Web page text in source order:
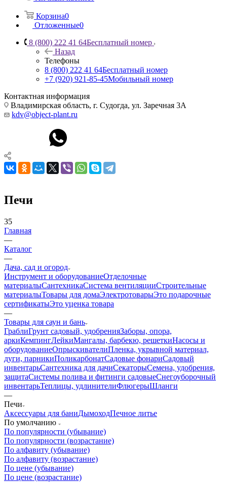
Корзина0
Отложенные0
8 (800) 222 41 64Бесплатный номер
Назад
Телефоны
8 (800) 222 41 64Бесплатный номер
+7 (920) 921-85-45Мобильный номер
Контактная информация
Владимирская область, г. Судогда, ул. Заречная 3А
kdv@object-plant.ru
Печи
35
Главная
—
Каталог
—
Дача, сад и огород
Инструмент и оборудованиеОтделочные
материалыСантехникаСистема вентиляцииСтроительные
материалыТовары для домаЭлектротоварыЭто подарочные
сертификатыЭто уценка товара
—
Товары для саун и бань
ГраблиГрунт садовый, удобренияЗаборы, опора,
аркиКемпингЛейкиМангалы, барбекю, решеткиНасосы и
оборудованиеОпрыскивателиПленка, укрывной материал,
дуги, парникиПоликарбонатСадовые фонариСадовый
инвентарьСантехника для дачиСекаторыСемена, удобрения,
защитаСистемы полива и фитинги садовыеСнегоуборочный
инвентарьТеплицы, удлинителиФлюгерыШланги
—
Печи
Аксессуары для баниДымоходПечное литье
По умолчанию
По популярности (убывание)
По популярности (возрастание)
По алфавиту (убывание)
По алфавиту (возрастание)
По цене (убывание)
По цене (возрастание)